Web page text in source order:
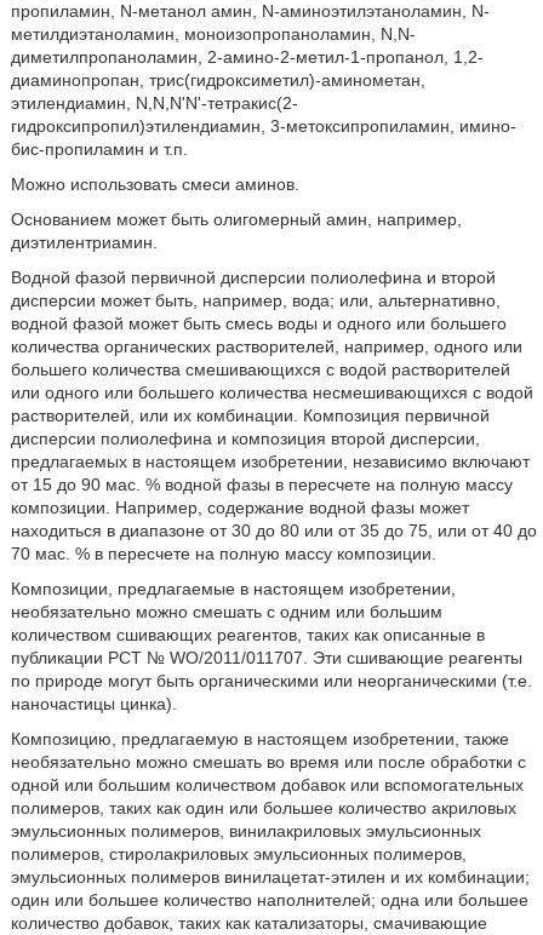
пропиламин, N-метанол амин, N-аминоэтилэтаноламин, N-
метилдиэтаноламин, моноизопропаноламин, N,N-
диметилпропаноламин, 2-амино-2-метил-1-пропанол, 1,2-
диаминопропан, трис(гидроксиметил)-аминометан,
этилендиамин, N,N,N'N'-тетракис(2-
гидроксипропил)этилендиамин, 3-метоксипропиламин, имино-
бис-пропиламин и т.п.
Можно использовать смеси аминов.
Основанием может быть олигомерный амин, например,
диэтилентриамин.
Водной фазой первичной дисперсии полиолефина и второй
дисперсии может быть, например, вода; или, альтернативно,
водной фазой может быть смесь воды и одного или большего
количества органических растворителей, например, одного или
большего количества смешивающихся с водой растворителей
или одного или большего количества несмешивающихся с водой
растворителей, или их комбинации. Композиция первичной
дисперсии полиолефина и композиция второй дисперсии,
предлагаемых в настоящем изобретении, независимо включают
от 15 до 90 мас. % водной фазы в пересчете на полную массу
композиции. Например, содержание водной фазы может
находиться в диапазоне от 30 до 80 или от 35 до 75, или от 40 до
70 мас. % в пересчете на полную массу композиции.
Композиции, предлагаемые в настоящем изобретении,
необязательно можно смешать с одним или большим
количеством сшивающих реагентов, таких как описанные в
публикации РСТ № WO/2011/011707. Эти сшивающие реагенты
по природе могут быть органическими или неорганическими (т.е.
наночастицы цинка).
Композицию, предлагаемую в настоящем изобретении, также
необязательно можно смешать во время или после обработки с
одной или большим количеством добавок или вспомогательных
полимеров, таких как один или большее количество акриловых
эмульсионных полимеров, винилакриловых эмульсионных
полимеров, стиролакриловых эмульсионных полимеров,
эмульсионных полимеров винилацетат-этилен и их комбинации;
один или большее количество наполнителей; одна или большее
количество добавок, таких как катализаторы, смачивающие